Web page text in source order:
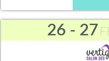
26 - 27